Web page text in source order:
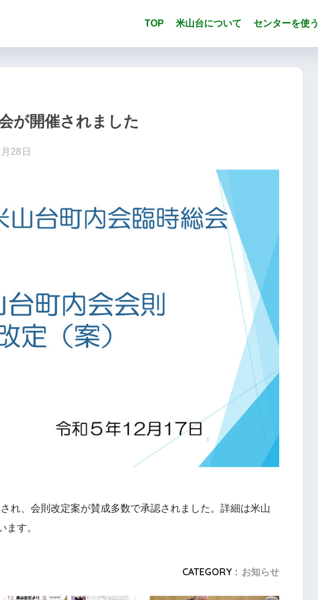
TOP 米山台について センターを使う
が開催されました
28日
れ、会則改定案が賛成多数で承認されました。詳細は米山
ます。
CATEGORY : お知らせ